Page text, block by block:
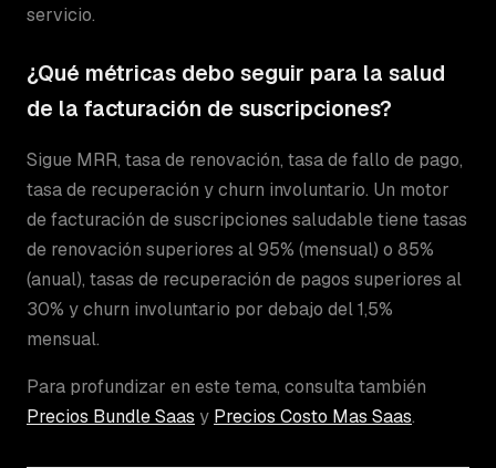
servicio.
¿Qué métricas debo seguir para la salud
de la facturación de suscripciones?
Sigue MRR, tasa de renovación, tasa de fallo de pago,
tasa de recuperación y churn involuntario. Un motor
de facturación de suscripciones saludable tiene tasas
de renovación superiores al 95% (mensual) o 85%
(anual), tasas de recuperación de pagos superiores al
30% y churn involuntario por debajo del 1,5%
mensual.
Para profundizar en este tema, consulta también
Precios Bundle Saas y Precios Costo Mas Saas.